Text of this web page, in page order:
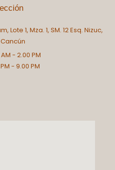
a
m
Lote 1, Mza. 1, SM. 12 Esq. Nizuc,
Cancún
AM - 2.00 PM
- 9.00 PM